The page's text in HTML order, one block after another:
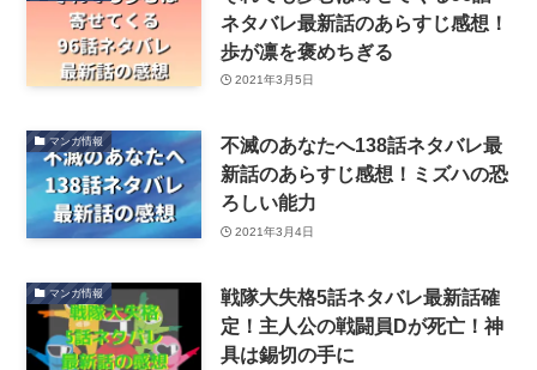
ネタバレ最新話のあらすじ感想！
歩が凛を褒めちぎる
2021年3月5日
マンガ情報
不滅のあなたへ138話ネタバレ最
新話のあらすじ感想！ミズハの恐
ろしい能力
2021年3月4日
マンガ情報
戦隊大失格5話ネタバレ最新話確
定！主人公の戦闘員Dが死亡！神
具は錫切の手に